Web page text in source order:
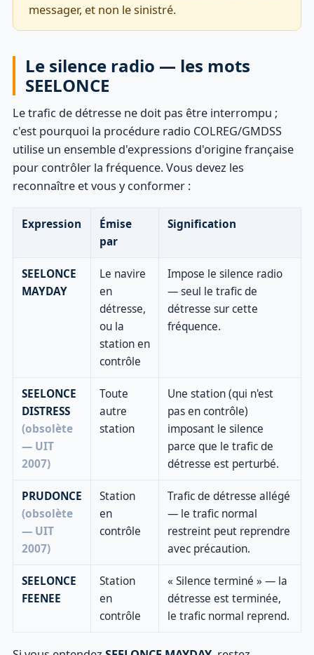
messager, et non le sinistré.
Le silence radio — les mots
SEELONCE
Le trafic de détresse ne doit pas être interrompu ;
c'est pourquoi la procédure radio COLREG/GMDSS
utilise un ensemble d'expressions d'origine française
pour contrôler la fréquence. Vous devez les
reconnaître et vous y conformer :
Expression
Émise
par
Signification
SEELONCE
MAYDAY
Le navire
en
détresse,
ou la
station en
contrôle
Impose le silence radio
— seul le trafic de
détresse sur cette
fréquence.
SEELONCE
DISTRESS
(obsolète
— UIT
2007)
Toute
autre
station
Une station (qui n'est
pas en contrôle)
imposant le silence
parce que le trafic de
détresse est perturbé.
PRUDONCE
(obsolète
— UIT
2007)
Station
en
contrôle
Trafic de détresse allégé
— le trafic normal
restreint peut reprendre
avec précaution.
SEELONCE
FEENEE
Station
en
contrôle
« Silence terminé » — la
détresse est terminée,
le trafic normal reprend.